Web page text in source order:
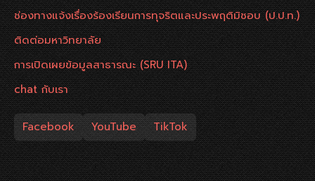
ช่องทางแจ้งเรื่องร้องเรียนการทุจริตและประพฤติมิชอบ (ป.ป.ท.)
ติดต่อมหาวิทยาลัย
การเปิดเผยข้อมูลสาธารณะ (SRU ITA)
chat กับเรา
Facebook YouTube TikTok